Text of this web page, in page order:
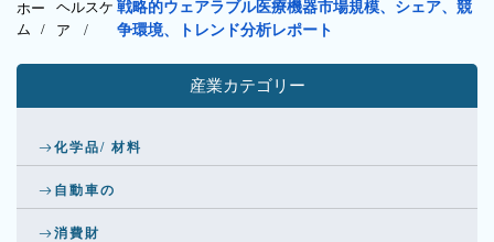
ホー
ム /
ヘルスケ
ア /
戦略的ウェアラブル医療機器市場規模、シェア、競
争環境、トレンド分析レポート
産業カテゴリー
化学品/ 材料
自動車の
消費財